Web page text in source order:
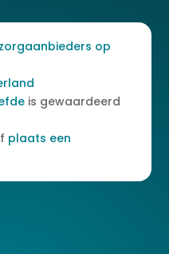
is gewaardeerd
plaats een